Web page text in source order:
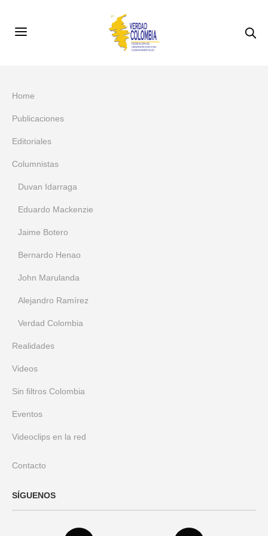
Home
Publicaciones
Editoriales
Columnistas
Duvan Idarraga
Eduardo Mackenzie
Jaime Botero
Bernardo Henao
John Marulanda
Alejandro Ramírez
Verdad Colombia
Realidades
Videos
Sin filtros Colombia
Eventos
Videoclips en la red
Contacto
SÍGUENOS